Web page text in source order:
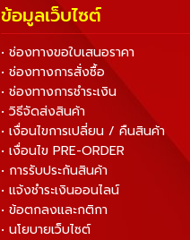
ข้อมูลเว็บไซต์
• ช่องทางขอใบเสนอราคา
• ช่องทางการสั่งซื้อ
• ช่องทางการชำระเงิน
• วิธีจัดส่งสินค้า
• เงื่อนไขการเปลี่ยน / คืนสินค้า
• เงื่อนไข PRE-ORDER
• การรับประกันสินค้า
• แจ้งชำระเงินออนไลน์
• ข้อตกลงและกติกา
• นโยบายเว็บไซต์